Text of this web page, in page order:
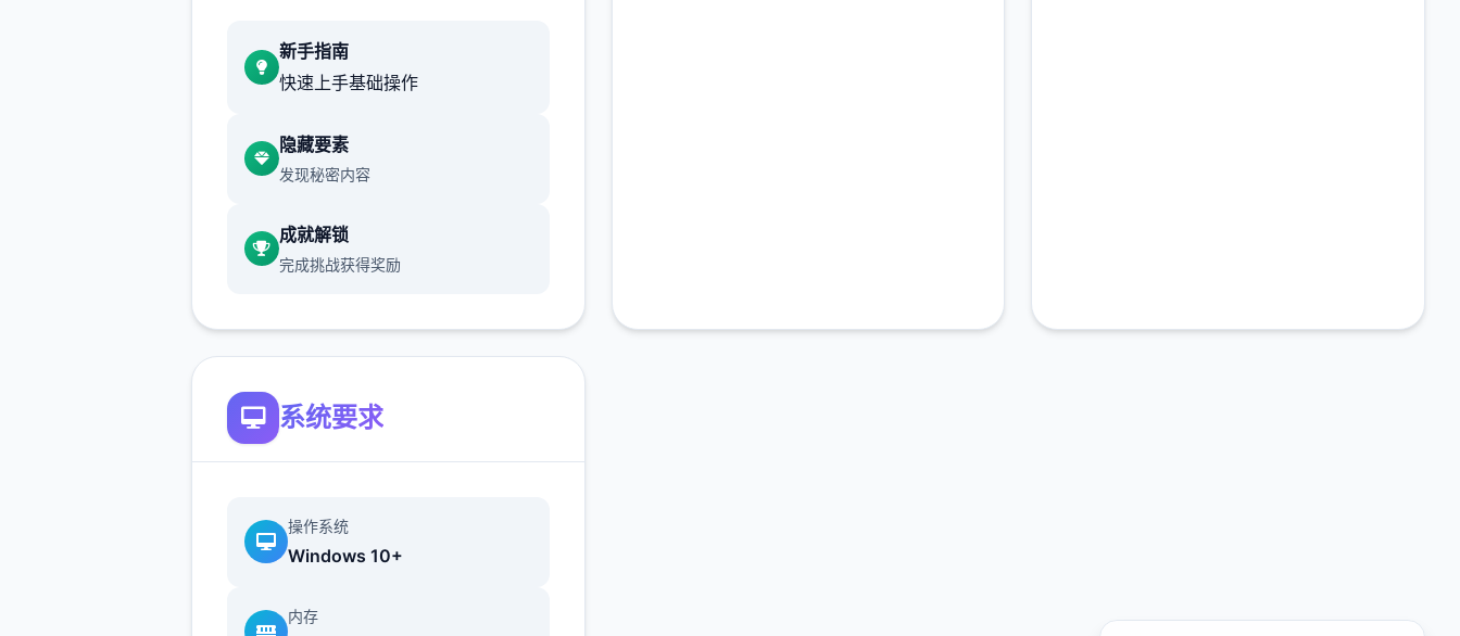
新手指南
快速上手基础操作
隐藏要素
发现秘密内容
成就解锁
完成挑战获得奖励
系统要求
操作系统
Windows 10+
内存